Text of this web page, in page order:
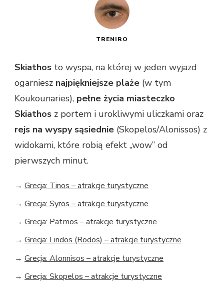
TRENIRO
Skiathos to wyspa, na której w jeden wyjazd
ogarniesz najpiękniejsze plaże (w tym
Koukounaries), pełne życia miasteczko
Skiathos z portem i urokliwymi uliczkami oraz
rejs na wyspy sąsiednie (Skopelos/Alonissos) z
widokami, które robią efekt „wow” od
pierwszych minut.
→ Grecja: Tinos – atrakcje turystyczne
→ Grecja: Syros – atrakcje turystyczne
→ Grecja: Patmos – atrakcje turystyczne
→ Grecja: Lindos (Rodos) – atrakcje turystyczne
→ Grecja: Alonnisos – atrakcje turystyczne
→ Grecja: Skopelos – atrakcje turystyczne